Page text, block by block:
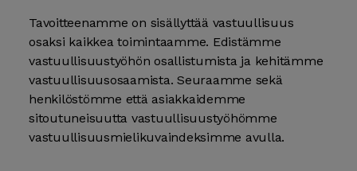
Tavoitteenamme on sisällyttää vastuullisuus
osaksi kaikkea toimintaamme. Edistämme
vastuullisuustyöhön osallistumista ja kehitämme
vastuullisuusosaamista. Seuraamme sekä
henkilöstömme että asiakkaidemme
sitoutuneisuutta vastuullisuustyöhömme
vastuullisuusmielikuvaindeksimme avulla.